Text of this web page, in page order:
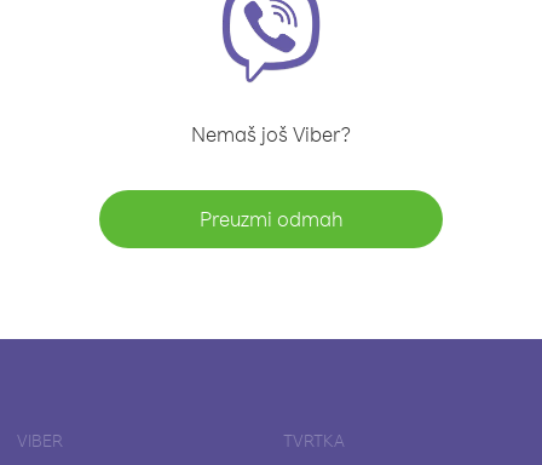
Nemaš još Viber?
Preuzmi odmah
VIBER TVRTKA